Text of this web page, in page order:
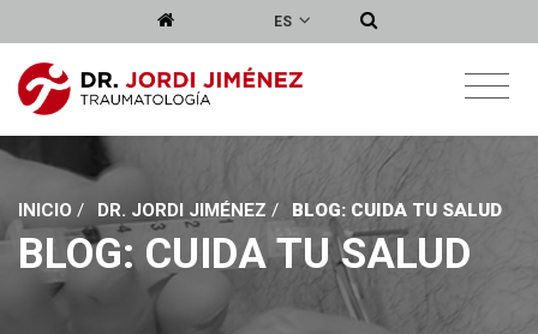
ES
INICIO / DR. JORDI JIMÉNEZ / BLOG: CUIDA TU SALUD
BLOG: CUIDA TU SALUD